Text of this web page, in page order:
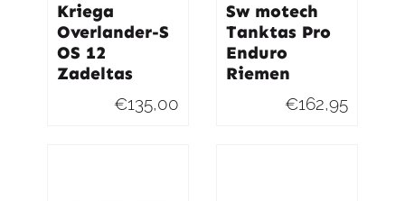
Kriega
Overlander-S
OS 12
Zadeltas
€135,00
Sw motech
Tanktas Pro
Enduro
Riemen
€162,95